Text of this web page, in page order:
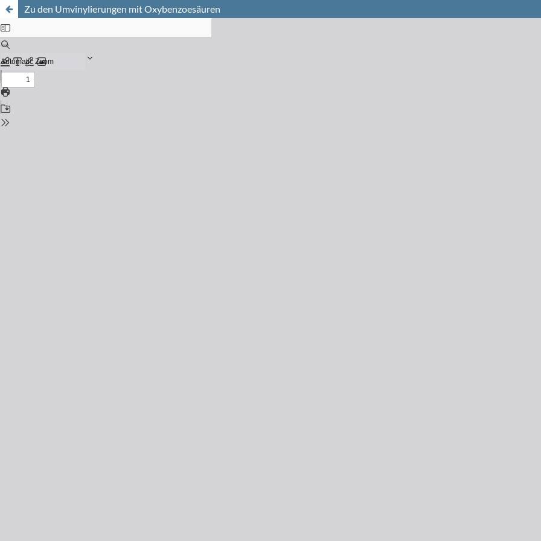
Zu den Umvinylierungen mit Oxybenzoesäuren